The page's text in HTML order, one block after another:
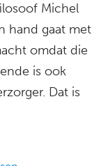
Michel
hand gaat met
omdat die
is ook
Dat is